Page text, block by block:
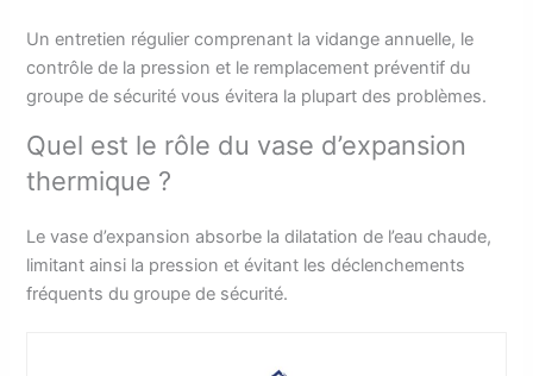
Un entretien régulier comprenant la vidange annuelle, le
contrôle de la pression et le remplacement préventif du
groupe de sécurité vous évitera la plupart des problèmes.
Quel est le rôle du vase d’expansion
thermique ?
Le vase d’expansion absorbe la dilatation de l’eau chaude,
limitant ainsi la pression et évitant les déclenchements
fréquents du groupe de sécurité.